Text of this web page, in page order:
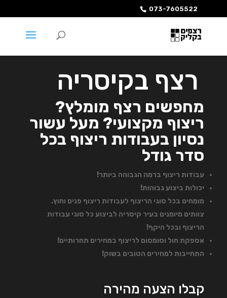
073-7605522
רצף בקיסריה
מחפשים רצף מומלץ?
ריצוף מקצועי? מעל עשור
נסיון בעבודות ריצוף בכל
סדר גודל
עבודות ריצוף ברמה הגבוהה ביותר!
יכולות ביצוע גבוהות!
מומחים בכל סוגי הריצוף לעבודות ריצוף פנים וחוץ.
צוותים מיומנים בעיר קיסריה לביצוע כל סוגי עבודות
הריצוף ובכל היקף!
אספקת חול וסומסום לריצוף במחירים תחרותיים!
התחייבות למחירים הטובים בשוק!
קבלו הצעה מהירה